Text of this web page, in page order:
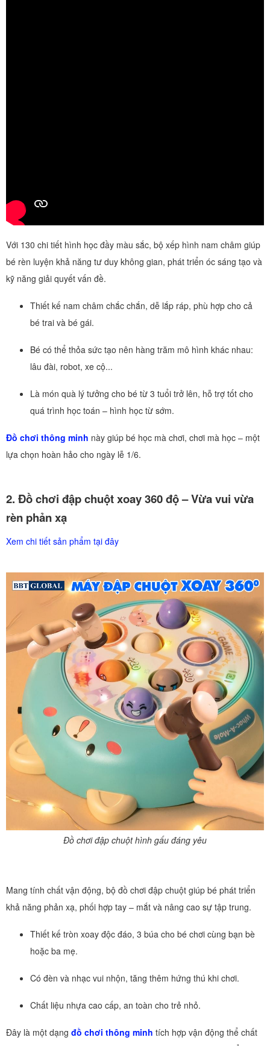
Với 130 chi tiết hình học đầy màu sắc, bộ xếp hình nam châm giúp
bé rèn luyện khả năng tư duy không gian, phát triển óc sáng tạo và
kỹ năng giải quyết vấn đề.
Thiết kế nam châm chắc chắn, dễ lắp ráp, phù hợp cho cả
bé trai và bé gái.
Bé có thể thỏa sức tạo nên hàng trăm mô hình khác nhau:
lâu đài, robot, xe cộ...
Là món quà lý tưởng cho bé từ 3 tuổi trở lên, hỗ trợ tốt cho
quá trình học toán – hình học từ sớm.
Đồ chơi thông minh này giúp bé học mà chơi, chơi mà học – một
lựa chọn hoàn hảo cho ngày lễ 1/6.
2. Đồ chơi đập chuột xoay 360 độ – Vừa vui vừa
rèn phản xạ
Xem chi tiết sản phẩm tại đây
Đồ chơi đập chuột hình gấu đáng yêu
Mang tính chất vận động, bộ đồ chơi đập chuột giúp bé phát triển
khả năng phản xạ, phối hợp tay – mắt và nâng cao sự tập trung.
Thiết kế tròn xoay độc đáo, 3 búa cho bé chơi cùng bạn bè
hoặc ba mẹ.
Có đèn và nhạc vui nhộn, tăng thêm hứng thú khi chơi.
Chất liệu nhựa cao cấp, an toàn cho trẻ nhỏ.
Đây là một dạng đồ chơi thông minh tích hợp vận động thể chất